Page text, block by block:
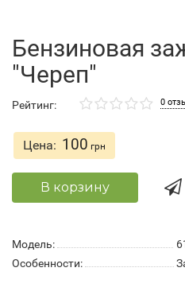
Бензиновая
"Череп"
Рейтинг: 0
Цена: 100 грн
В корзину
Модель:
Особенности: